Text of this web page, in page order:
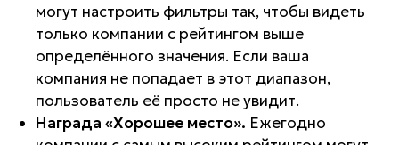
могут настроить фильтры так, чтобы видеть
только компании с рейтингом выше
определённого значения. Если ваша
компания не попадает в этот диапазон,
пользователь её просто не увидит.
Награда «Хорошее место». Ежегодно